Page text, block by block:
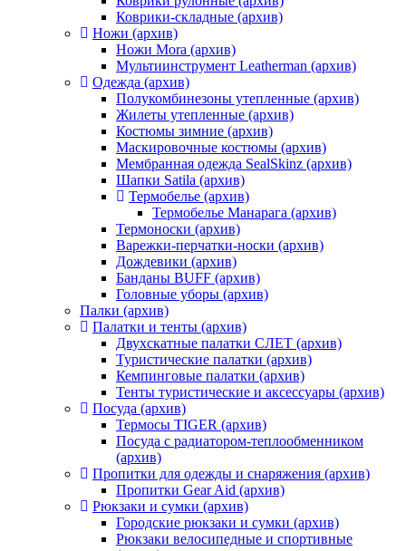
Коврики-складные (архив)
Ножи (архив)
Ножи Mora (архив)
Мультиинструмент Leatherman (архив)
Одежда (архив)
Полукомбинезоны утепленные (архив)
Жилеты утепленные (архив)
Костюмы зимние (архив)
Маскировочные костюмы (архив)
Мембранная одежда SealSkinz (архив)
Шапки Satila (архив)
Термобелье (архив)
Термобелье Манарага (архив)
Термоноски (архив)
Варежки-перчатки-носки (архив)
Дождевики (архив)
Банданы BUFF (архив)
Головные уборы (архив)
Палки (архив)
Палатки и тенты (архив)
Двухскатные палатки СЛЕТ (архив)
Туристические палатки (архив)
Кемпинговые палатки (архив)
Тенты туристические и аксессуары (архив)
Посуда (архив)
Термосы TIGER (архив)
Посуда с радиатором-теплообменником
(архив)
Пропитки для одежды и снаряжения (архив)
Пропитки Gear Aid (архив)
Рюкзаки и сумки (архив)
Городские рюкзаки и сумки (архив)
Рюкзаки велосипедные и спортивные